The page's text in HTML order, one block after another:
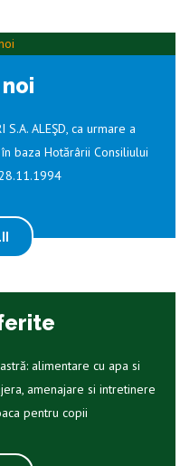
ALEŞD, ca urmare a
baza Hotărârii Consiliului
alimentare cu apa si
amenajare si intretinere
pentru copii